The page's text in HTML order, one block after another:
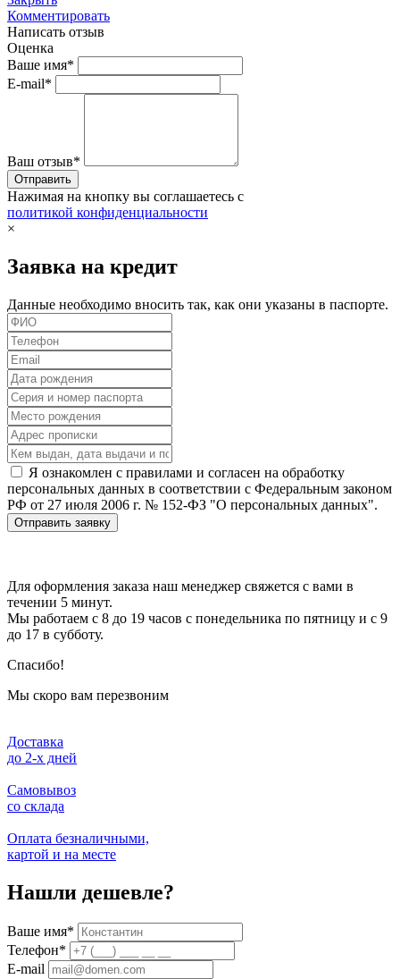
Комментировать
Написать отзыв
Оценка
Ваше имя*
E-mail*
Ваш отзыв*
Нажимая на кнопку вы соглашаетесь с
политикой конфиденциальности
×
Заявка на кредит
Данные необходимо вносить так, как они указаны в паспорте.
Я ознакомлен с правилами и согласен на обработку
персональных данных в соответствии с Федеральным законом
РФ от 27 июля 2006 г. № 152-ФЗ "О персональных данных".
Отправить заявку
Для оформления заказа наш менеджер свяжется с вами в
течении 5 минут.
Мы работаем с 8 до 19 часов с понедельника по пятницу и с 9
до 17 в субботу.
Спасибо!
Мы скоро вам перезвоним
Доставка
до 2-x дней
Самовывоз
со склада
Оплата безналичными,
картой и на месте
Нашли дешевле?
Ваше имя*
Телефон*
E-mail